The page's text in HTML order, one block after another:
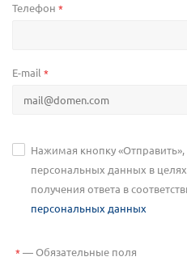
Телефон *
E-mail *
Нажимая кнопку
персональных данных в
получения ответа в
персональных данных
*—Обязательные поля